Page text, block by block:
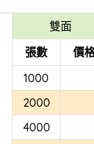
雙面
張數
價
1000
2000
4000